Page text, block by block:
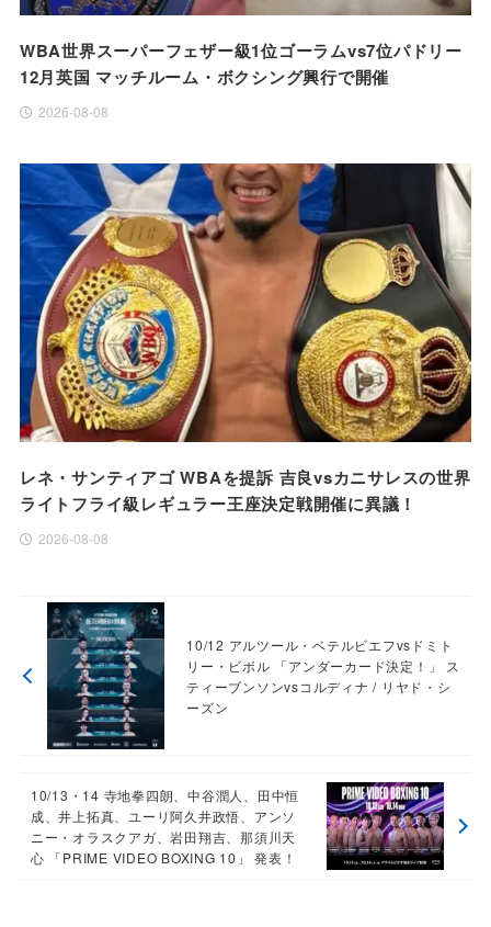
WBA世界スーパーフェザー級1位ゴーラムvs7位パドリー
12月英国 マッチルーム・ボクシング興行で開催
2026-08-08
レネ・サンティアゴ WBAを提訴 吉良vsカニサレスの世界
ライトフライ級レギュラー王座決定戦開催に異議！
2026-08-08
10/12 アルツール・ベテルビエフvsドミト
リー・ビボル 「アンダーカード決定！」 ス
ティーブンソンvsコルディナ / リヤド・シ
ーズン
10/13・14 寺地拳四朗、中谷潤人、田中恒
成、井上拓真、ユーリ阿久井政悟、アンソ
ニー・オラスクアガ、岩田翔吉、那須川天
心 「PRIME VIDEO BOXING 10」 発表！